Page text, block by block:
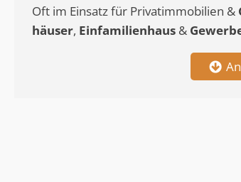
Oft im Einsatz für Privatimmobilien &
häuser, Einfamilienhaus &